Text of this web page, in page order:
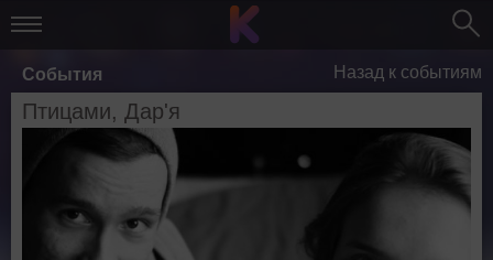
События Назад к событиям
Птицами, Дар'я